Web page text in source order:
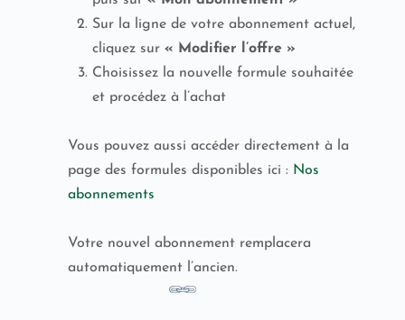
Sur la ligne de votre abonnement actuel,
cliquez sur « Modifier l’offre »
Choisissez la nouvelle formule souhaitée
et procédez à l’achat
Vous pouvez aussi accéder directement à la
page des formules disponibles ici : Nos
abonnements
Votre nouvel abonnement remplacera
automatiquement l’ancien.